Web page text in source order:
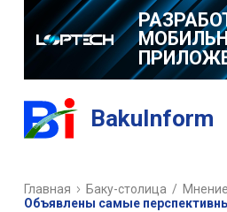
BakuInform
Главная Баку-столица /
Объявлены самые